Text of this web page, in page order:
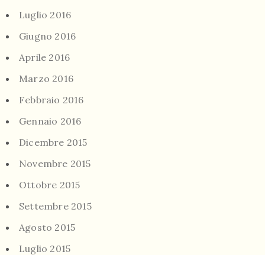
Luglio 2016
Giugno 2016
Aprile 2016
Marzo 2016
Febbraio 2016
Gennaio 2016
Dicembre 2015
Novembre 2015
Ottobre 2015
Settembre 2015
Agosto 2015
Luglio 2015